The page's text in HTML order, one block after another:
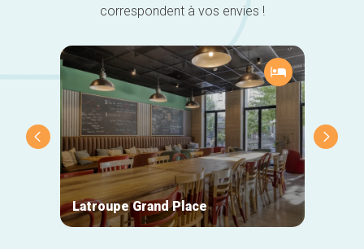
correspondent à vos envies !
Latroupe Grand Place